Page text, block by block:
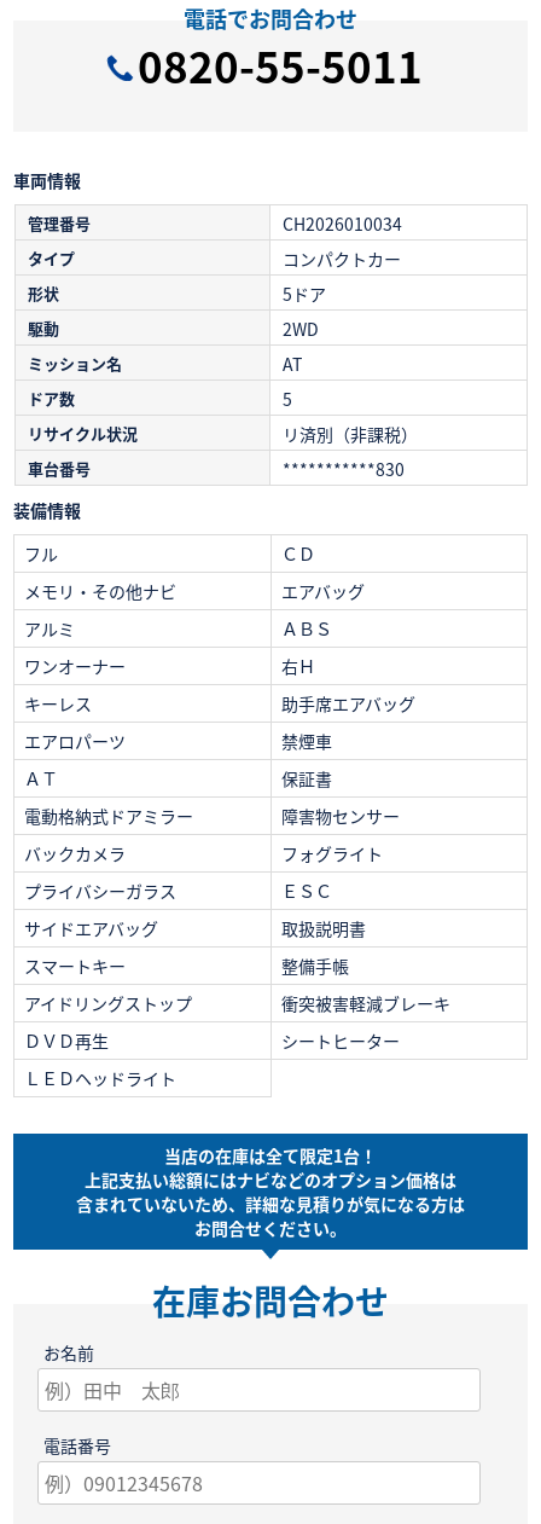
電話でお問合わせ
0820-55-5011
車両情報
管理番号 CH2026010034
タイプ コンパクトカー
形状 5ドア
駆動 2WD
ミッション名 AT
ドア数 5
リサイクル状況 リ済別（非課税）
車台番号
***********830
装備情報
フル
ＣＤ
メモリ・その他ナビ
エアバッグ
アルミ
ＡＢＳ
ワンオーナー
右Ｈ
キーレス
助手席エアバッグ
エアロパーツ
禁煙車
ＡＴ
保証書
電動格納式ドアミラー
障害物センサー
バックカメラ
フォグライト
プライバシーガラス
ＥＳＣ
サイドエアバッグ
取扱説明書
スマートキー
整備手帳
アイドリングストップ
衝突被害軽減ブレーキ
ＤＶＤ再生
シートヒーター
ＬＥＤヘッドライト
当店の在庫は全て限定1台！
上記支払い総額にはナビなどのオプション価格は
含まれていないため、 詳細な見積りが気になる方は
お問合せください。
在庫お問合わせ
お名前
電話番号